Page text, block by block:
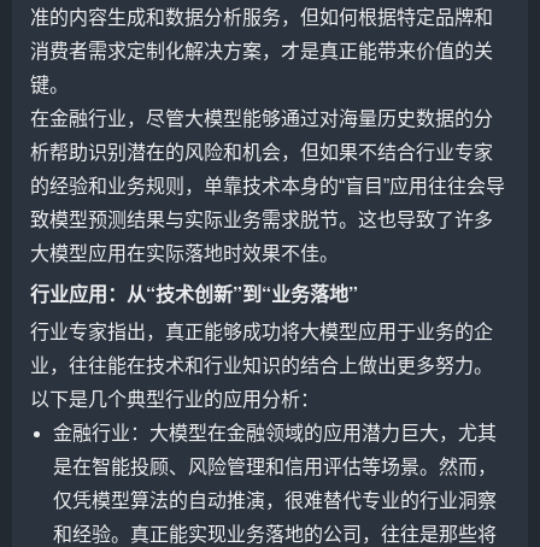
准的内容生成和数据分析服务，但如何根据特定品牌和
消费者需求定制化解决方案，才是真正能带来价值的关
键。
在金融行业，尽管大模型能够通过对海量历史数据的分
析帮助识别潜在的风险和机会，但如果不结合行业专家
的经验和业务规则，单靠技术本身的“盲目”应用往往会导
致模型预测结果与实际业务需求脱节。这也导致了许多
大模型应用在实际落地时效果不佳。
行业应用：从“技术创新”到“业务落地”
行业专家指出，真正能够成功将大模型应用于业务的企
业，往往能在技术和行业知识的结合上做出更多努力。
以下是几个典型行业的应用分析：
金融行业：大模型在金融领域的应用潜力巨大，尤其
是在智能投顾、风险管理和信用评估等场景。然而，
仅凭模型算法的自动推演，很难替代专业的行业洞察
和经验。真正能实现业务落地的公司，往往是那些将